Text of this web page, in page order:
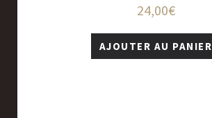
24,00€
AJOUTER AU PANIER